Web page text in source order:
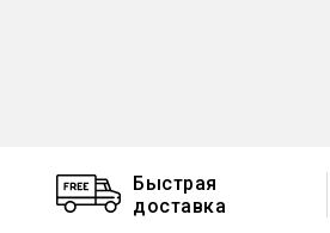
Быстрая
доставка